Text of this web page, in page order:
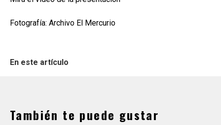
Fotografía: Archivo El Mercurio
En este artículo
También te puede gustar